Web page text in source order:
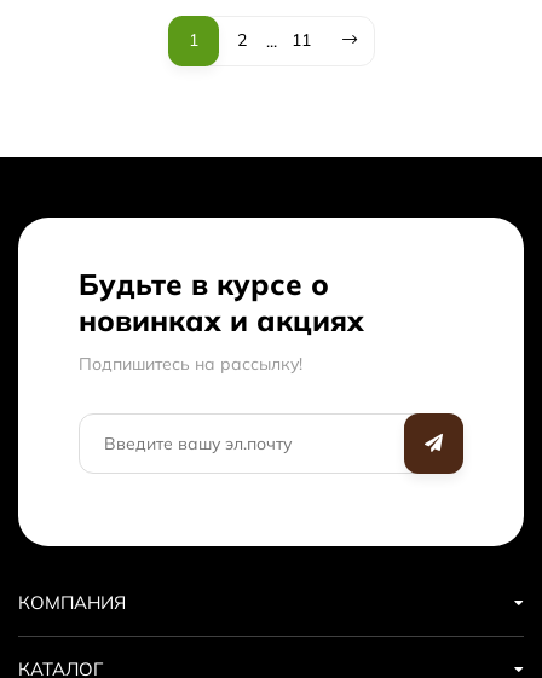
1 2 ... 11
Будьте в курсе о
новинках и акциях
Подпишитесь на рассылкy!
КОМПАНИЯ
КАТАЛОГ